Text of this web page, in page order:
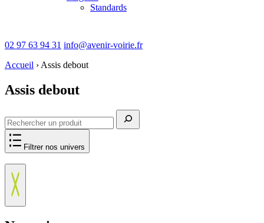
Standards
02 97 63 94 31 info@avenir-voirie.fr
Accueil › Assis debout
Assis debout
Filtrer nos univers